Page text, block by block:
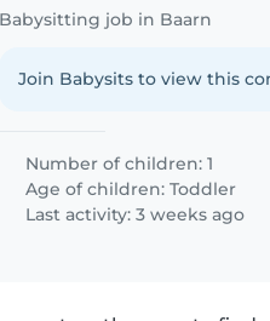
Babysitting job in Baarn
Join Babysits to view this
Number of children: 1
Age of children:Toddler
Last activity: 3 weeks ago